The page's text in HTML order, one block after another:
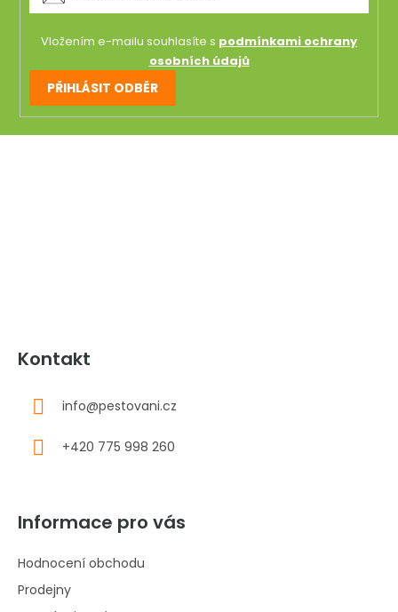
Vložením e-mailu souhlasíte s podmínkami ochrany
osobních údajů
PŘIHLÁSIT ODBĚR
Z
Kontakt
info@pestovani.cz
+420 775 998 260
Informace pro vás
Hodnocení obchodu
Prodejny